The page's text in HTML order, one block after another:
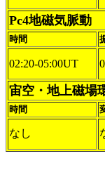
Pc4地磁気脈動
時間
02:20-05:00UT
宙空・地上磁場
時間
なし